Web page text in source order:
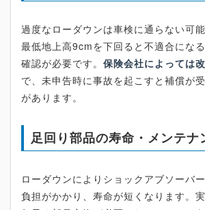
過度なローダウンは車検に通らない可能
最低地上高9cmを下回ると不適合にな
確認が必要です。 保険会社によっては
で、未申告時に事故を起こすと補償が
があります。
足回り部品の寿命・メンテナ
ローダウンによりショックアブソーバ
負担がかかり、寿命が短くなります。